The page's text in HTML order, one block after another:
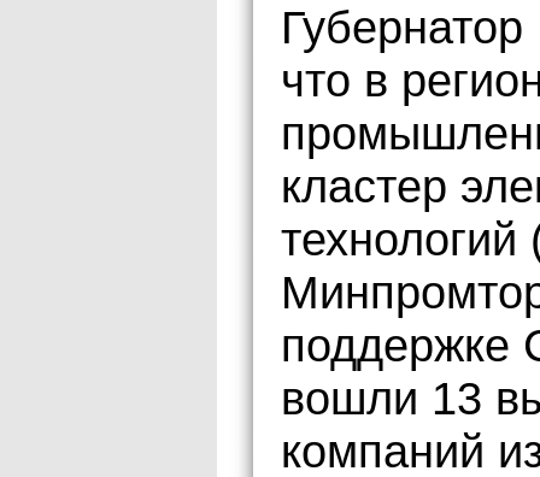
что в
кластер
технологий
поддержке
вошли 13
компаний